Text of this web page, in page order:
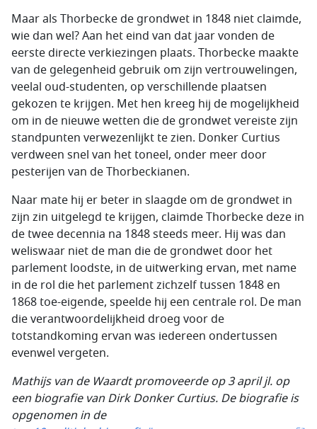
Maar als Thorbecke de grondwet in 1848 niet claimde,
wie dan wel? Aan het eind van dat jaar vonden de
eerste directe verkiezingen plaats. Thorbecke maakte
van de gelegenheid gebruik om zijn vertrouwelingen,
veelal oud-studenten, op verschillende plaatsen
gekozen te krijgen. Met hen kreeg hij de mogelijkheid
om in de nieuwe wetten die de grondwet vereiste zijn
standpunten verwezenlijkt te zien. Donker Curtius
verdween snel van het toneel, onder meer door
pesterijen van de Thorbeckianen.
Naar mate hij er beter in slaagde om de grondwet in
zijn zin uitgelegd te krijgen, claimde Thorbecke deze in
de twee decennia na 1848 steeds meer. Hij was dan
weliswaar niet de man die de grondwet door het
parlement loodste, in de uitwerking ervan, met name
in de rol die het parlement zichzelf tussen 1848 en
1868 toe-eigende, speelde hij een centrale rol. De man
die verantwoordelijkheid droeg voor de
totstandkoming ervan was iedereen ondertussen
evenwel vergeten.
Mathijs van de Waardt promoveerde op 3 april jl. op
een biografie van Dirk Donker Curtius. De biografie is
opgenomen in de